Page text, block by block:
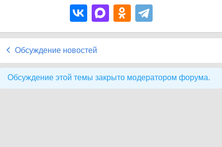
Обсуждение новостей
Обсуждение этой темы закрыто модератором форума.